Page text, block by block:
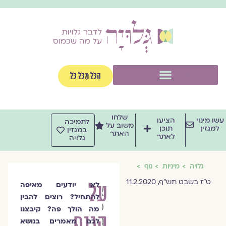
הַכֹּל מִכֹּל כֹּל
מינוי
למגזין
הציעו
תוכן
לאתר
שלחו
משוב על
האתר
לתמיכה
במגזין
גלויה
גלויה מיניות גוף
ט"ז בשבט תש"ף, 11.2.2020
על
צוות
מגזין
גלויה
לא יודעים מאיפה
להתחיל? רוצים להבין
מה הולך פה? קיבצנו
לכם מאמרים בנושא